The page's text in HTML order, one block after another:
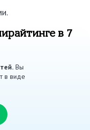
в 7
Вы
в виде